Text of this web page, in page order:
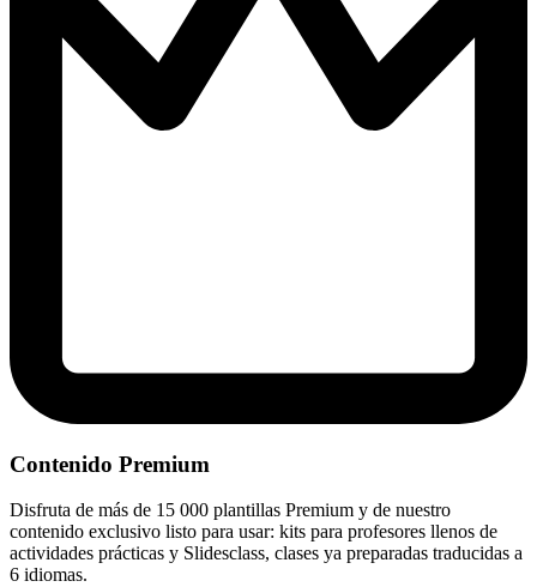
Contenido Premium
Disfruta de más de 15 000 plantillas Premium y de nuestro
contenido exclusivo listo para usar: kits para profesores llenos de
actividades prácticas y Slidesclass, clases ya preparadas traducidas a
6 idiomas.